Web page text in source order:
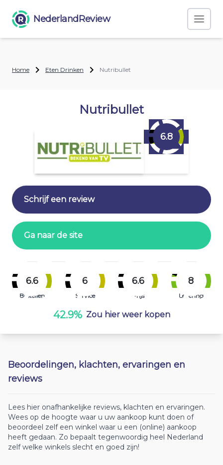
NederlandReview
Home Eten Drinken Nutribullet
Nutribullet
6.8
Schrijf een review
Ga naar de site
6.6
Bestellen
6
Service
6.6
Prijs
8
Levering
42.9% Zou hier weer kopen
Beoordelingen, klachten, ervaringen en
reviews
Lees hier onafhankelijke reviews, klachten en ervaringen.
Wees op de hoogte waar u uw aankoop kunt doen of
beoordeel zelf een winkel waar u een (online) aankoop
heeft gedaan. Zo bepaalt tegenwoordig heel Nederland
zelf welke winkels slecht en goed zijn!